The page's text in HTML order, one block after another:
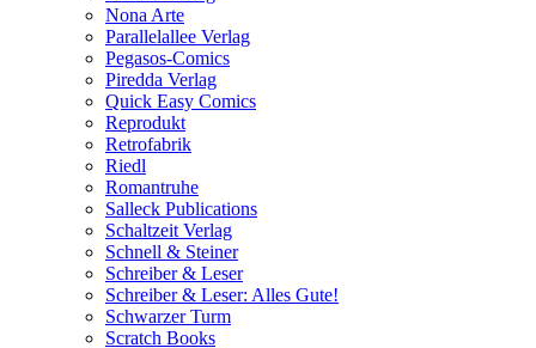
Nona Arte
Parallelallee Verlag
Pegasos-Comics
Piredda Verlag
Quick Easy Comics
Reprodukt
Retrofabrik
Riedl
Romantruhe
Salleck Publications
Schaltzeit Verlag
Schnell & Steiner
Schreiber & Leser
Schreiber & Leser: Alles Gute!
Schwarzer Turm
Scratch Books